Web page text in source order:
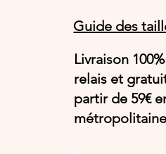
Guide des
Livraison
relais et
partir de 59€
métropolitaine